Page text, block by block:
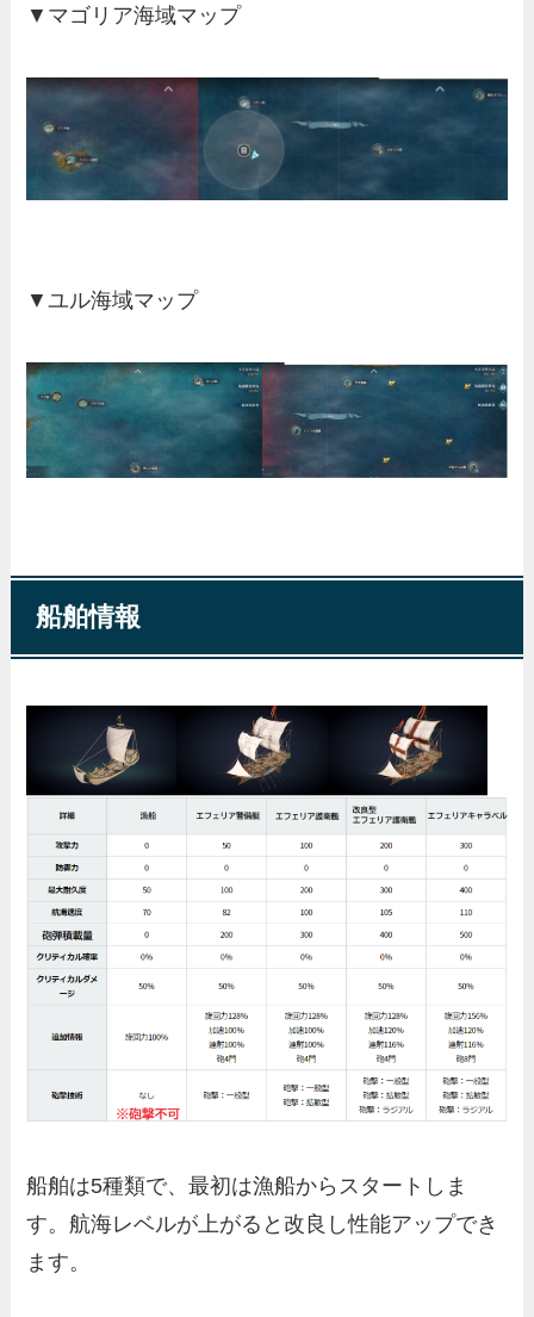
▼マゴリア海域マップ
▼ユル海域マップ
船舶情報
船舶は5種類で、最初は漁船からスタートしま
す。航海レベルが上がると改良し性能アップでき
ます。